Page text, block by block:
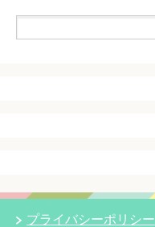
プライバシーポリシー